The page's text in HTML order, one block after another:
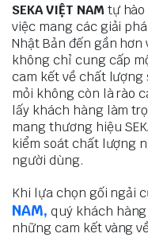
SEKA VIỆT NAM tự
việc mang các giải
Nhật Bản đến gần
không chỉ cung cấp
cam kết về chất
mỏi không còn là rào
lấy khách hàng làm
mang thương hiệu
kiểm soát chất lượng
người dùng.
Khi lựa chọn gối ngải
NAM, quý khách
những cam kết vàng